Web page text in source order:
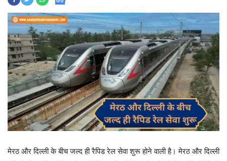
मेरठ और दिल्ली के बीच जल्द ही रैपिड रेल सेवा शुरू होने वाली है। मेरठ और दिल्ली